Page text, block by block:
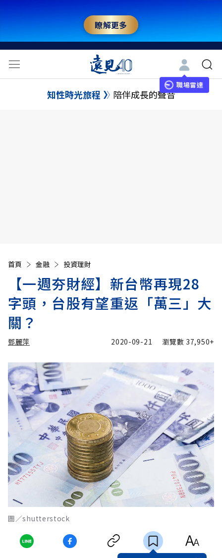
瞭解更多
職場雷達
知性時光旅程 陪伴成長的聲音
首頁 金融 投資理財
【一週夯財經】新台幣再現28
字頭，台股有望重返「萬三」大
關？
鄧麗萍 2020-09-21 瀏覽數 37,950+
圖／shutterstock